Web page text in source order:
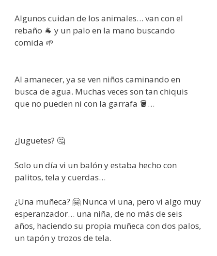
Algunos cuidan de los animales… van con el
rebaño 🐐 y un palo en la mano buscando
comida 🌱
Al amanecer, ya se ven niños caminando en
busca de agua. Muchas veces son tan chiquis
que no pueden ni con la garrafa 🪣…
¿Juguetes? 🤔
Solo un día vi un balón y estaba hecho con
palitos, tela y cuerdas…
¿Una muñeca? 🤗 Nunca vi una, pero vi algo muy
esperanzador… una niña, de no más de seis
años, haciendo su propia muñeca con dos palos,
un tapón y trozos de tela.